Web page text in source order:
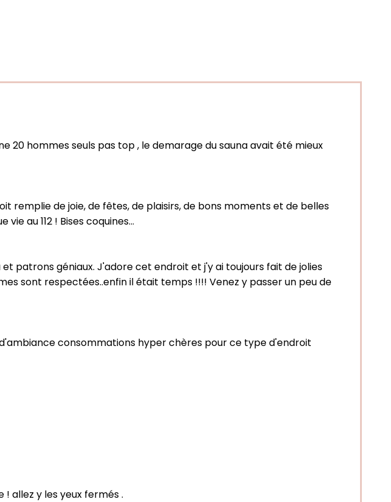
20 hommes seuls pas top , le demarage du sauna avait été mieux
remplie de joie, de fêtes, de plaisirs, de bons moments et de belles
au 112 ! Bises coquines...
et patrons géniaux. J'adore cet endroit et j'y ai toujours fait de jolies
sont respectées..enfin il était temps !!!! Venez y passer un peu de
consommations hyper chères pour ce type d'endroit
allez y les yeux fermés .